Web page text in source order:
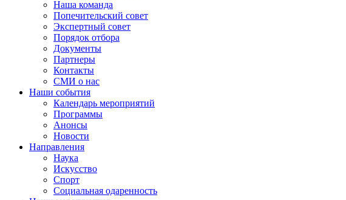
Наша команда
Попечительский совет
Экспертный совет
Порядок отбора
Документы
Партнеры
Контакты
СМИ о нас
Наши события
Календарь мероприятий
Программы
Анонсы
Новости
Направления
Наука
Искусство
Спорт
Социальная одаренность